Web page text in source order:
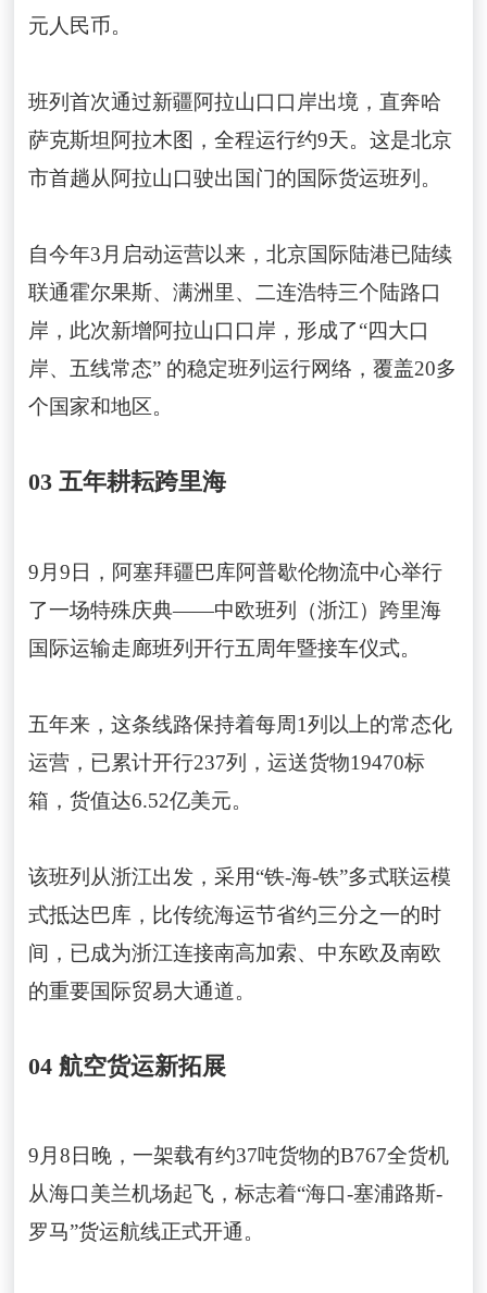
元人民币。
班列首次通过新疆阿拉山口口岸出境，直奔哈
萨克斯坦阿拉木图，全程运行约9天。这是北京
市首趟从阿拉山口驶出国门的国际货运班列。
自今年3月启动运营以来，北京国际陆港已陆续
联通霍尔果斯、满洲里、二连浩特三个陆路口
岸，此次新增阿拉山口口岸，形成了“四大口
岸、五线常态” 的稳定班列运行网络，覆盖20多
个国家和地区。
03 五年耕耘跨里海
9月9日，阿塞拜疆巴库阿普歇伦物流中心举行
了一场特殊庆典——中欧班列（浙江）跨里海
国际运输走廊班列开行五周年暨接车仪式。
五年来，这条线路保持着每周1列以上的常态化
运营，已累计开行237列，运送货物19470标
箱，货值达6.52亿美元。
该班列从浙江出发，采用“铁-海-铁”多式联运模
式抵达巴库，比传统海运节省约三分之一的时
间，已成为浙江连接南高加索、中东欧及南欧
的重要国际贸易大通道。
04 航空货运新拓展
9月8日晚，一架载有约37吨货物的B767全货机
从海口美兰机场起飞，标志着“海口-塞浦路斯-
罗马”货运航线正式开通。